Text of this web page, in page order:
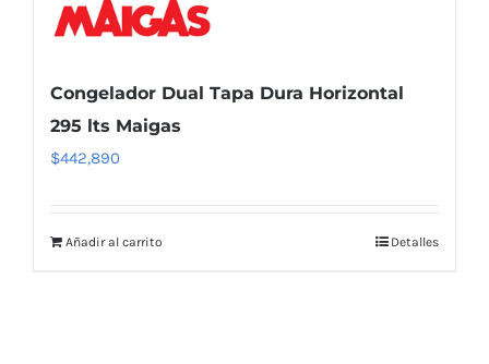
Congelador Dual Tapa Dura Horizontal
295 lts Maigas
$442,890
Añadir al carrito Detalles